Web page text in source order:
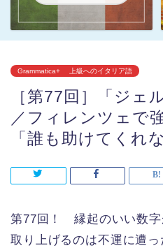
Grammatica+ 上級へのイタリア語
［第77回］「ジェ
／フィレンツェで
「誰も助けてくれ
第77回！ 縁起のいい数字
取り上げるのは不運に遭っ